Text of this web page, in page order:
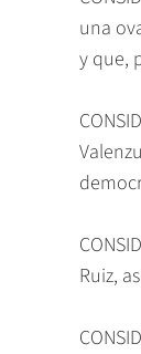
una
y que,
Ruiz,